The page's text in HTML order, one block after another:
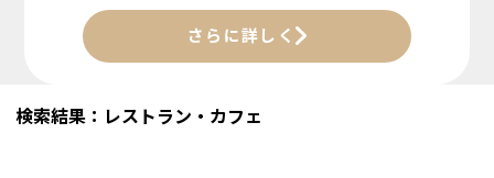
さらに詳しく
検索結果：レストラン・カフェ